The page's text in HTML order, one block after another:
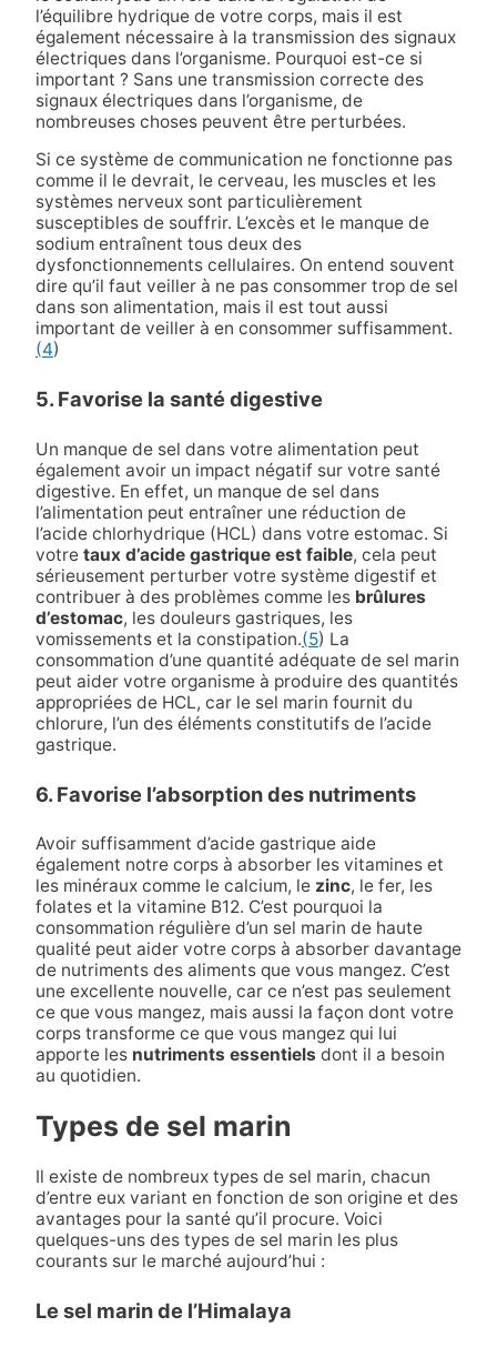
l’équilibre hydrique de votre corps, mais il est
également nécessaire à la transmission des signaux
électriques dans l’organisme. Pourquoi est-ce si
important ? Sans une transmission correcte des
signaux électriques dans l’organisme, de
nombreuses choses peuvent être perturbées.
Si ce système de communication ne fonctionne pas
comme il le devrait, le cerveau, les muscles et les
systèmes nerveux sont particulièrement
susceptibles de souffrir. L’excès et le manque de
sodium entraînent tous deux des
dysfonctionnements cellulaires. On entend souvent
dire qu’il faut veiller à ne pas consommer trop de sel
dans son alimentation, mais il est tout aussi
important de veiller à en consommer suffisamment.
(4)
5. Favorise la santé digestive
Un manque de sel dans votre alimentation peut
également avoir un impact négatif sur votre santé
digestive. En effet, un manque de sel dans
l’alimentation peut entraîner une réduction de
l’acide chlorhydrique (HCL) dans votre estomac. Si
votre taux d’acide gastrique est faible, cela peut
sérieusement perturber votre système digestif et
contribuer à des problèmes comme les brûlures
d’estomac, les douleurs gastriques, les
vomissements et la constipation.(5) La
consommation d’une quantité adéquate de sel marin
peut aider votre organisme à produire des quantités
appropriées de HCL, car le sel marin fournit du
chlorure, l’un des éléments constitutifs de l’acide
gastrique.
6. Favorise l’absorption des nutriments
Avoir suffisamment d’acide gastrique aide
également notre corps à absorber les vitamines et
les minéraux comme le calcium, le zinc, le fer, les
folates et la vitamine B12. C’est pourquoi la
consommation régulière d’un sel marin de haute
qualité peut aider votre corps à absorber davantage
de nutriments des aliments que vous mangez. C’est
une excellente nouvelle, car ce n’est pas seulement
ce que vous mangez, mais aussi la façon dont votre
corps transforme ce que vous mangez qui lui
apporte les nutriments essentiels dont il a besoin
au quotidien.
Types de sel marin
Il existe de nombreux types de sel marin, chacun
d’entre eux variant en fonction de son origine et des
avantages pour la santé qu’il procure. Voici
quelques-uns des types de sel marin les plus
courants sur le marché aujourd’hui :
Le sel marin de l’Himalaya